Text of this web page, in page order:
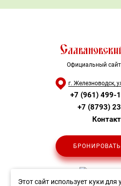
Официальный
г. Железноводск,
+7 (961) 499-
+7 (8793)
Этот сайт использует куки